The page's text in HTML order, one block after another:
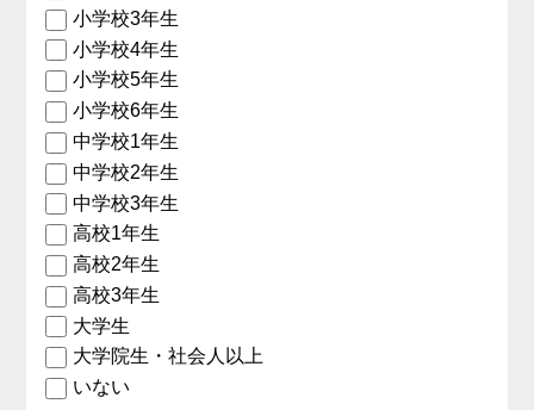
小学校3年生
小学校4年生
小学校5年生
小学校6年生
中学校1年生
中学校2年生
中学校3年生
高校1年生
高校2年生
高校3年生
大学生
大学院生・社会人以上
いない